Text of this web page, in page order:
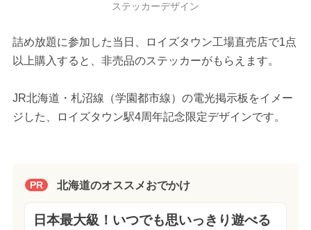
ステッカーデザイン
詰め放題に参加した当日、ロイズタウン工場直売店で1点
以上購入すると、非売品のステッカーがもらえます。
JR北海道・札沼線（学園都市線）の電光掲示板をイメー
ジした、ロイズタウン駅4周年記念限定デザインです。
PR 北海道のオススメおでかけ
日本最大級！いつでも思いっきり遊べる